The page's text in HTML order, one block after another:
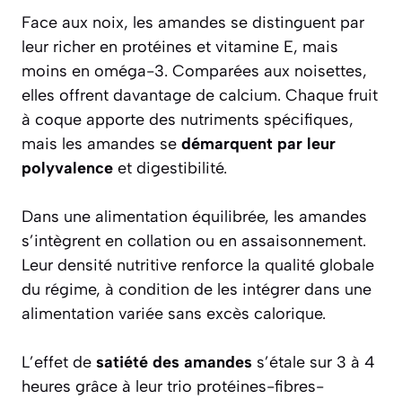
Face aux noix, les amandes se distinguent par
leur richer en protéines et vitamine E, mais
moins en oméga-3. Comparées aux noisettes,
elles offrent davantage de calcium. Chaque fruit
à coque apporte des nutriments spécifiques,
mais les amandes se démarquent par leur
polyvalence et digestibilité.
Dans une alimentation équilibrée, les amandes
s’intègrent en collation ou en assaisonnement.
Leur densité nutritive renforce la qualité globale
du régime, à condition de les intégrer dans une
alimentation variée sans excès calorique.
L’effet de satiété des amandes s’étale sur 3 à 4
heures grâce à leur trio protéines-fibres-